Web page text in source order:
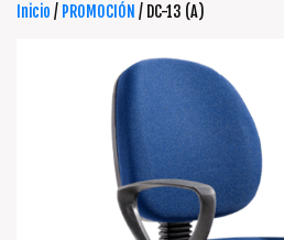
Inicio / PROMOCIÓN / DC-13 (A)